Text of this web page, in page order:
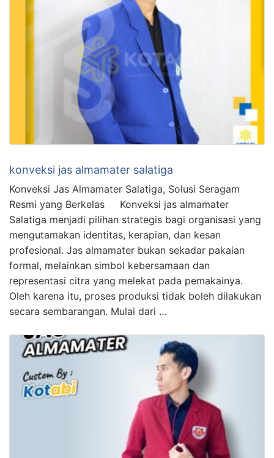
konveksi jas almamater salatiga
Konveksi Jas Almamater Salatiga, Solusi Seragam
Resmi yang Berkelas Konveksi jas almamater
Salatiga menjadi pilihan strategis bagi organisasi yang
mengutamakan identitas, kerapian, dan kesan
profesional. Jas almamater bukan sekadar pakaian
formal, melainkan simbol kebersamaan dan
representasi citra yang melekat pada pemakainya.
Oleh karena itu, proses produksi tidak boleh dilakukan
secara sembarangan. Mulai dari …